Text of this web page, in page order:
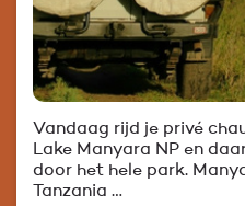
Vandaag rijd je privé
Lake Manyara NP en
door het hele park.
Tanzania …